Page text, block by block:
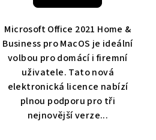
Microsoft Office 2021 Home &
Business pro MacOS je ideální
volbou pro domácí i firemní
uživatele. Tato nová
elektronická licence nabízí
plnou podporu pro tři
nejnovější verze...